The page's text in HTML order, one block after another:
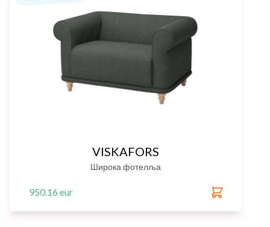
VISKAFORS
Широка фотелља
950.16 eur